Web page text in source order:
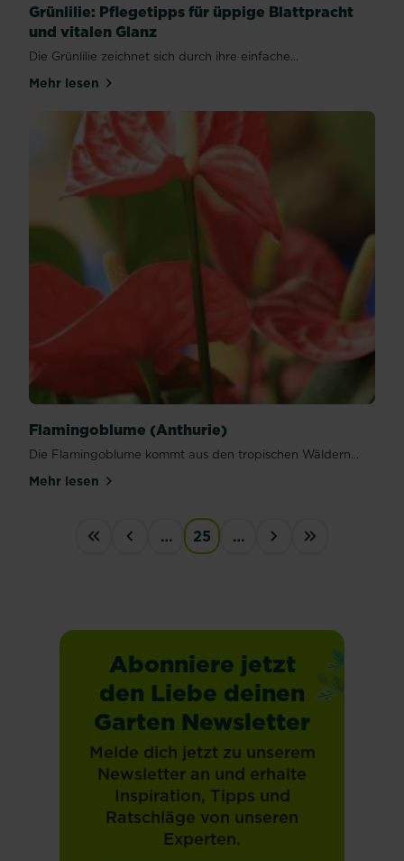
Grünlilie: Pflegetipps für üppige Blattpracht
und vitalen Glanz
Die Grünlilie zeichnet sich durch ihre einfache...
Mehr lesenüber Grünlilie: Pflegetipps für üppige Blattpracht
Flamingoblume (Anthurie)
Die Flamingoblume kommt aus den tropischen Wäldern...
Mehr lesenüber Flamingoblume (Anthurie)
PAGINATION … 25
…
Abonniere jetzt
den Liebe deinen
Garten Newsletter
Melde dich jetzt zu unserem
Newsletter an und erhalte
Inspiration, Tipps und
Ratschläge von unseren
Experten.